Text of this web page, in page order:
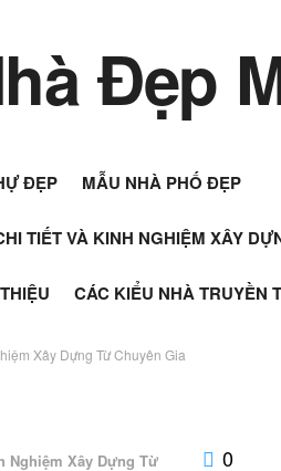
ĐẸP MẪU NHÀ PHỐ ĐẸP
TIẾT VÀ KINH NGHIỆM XÂY
CÁC KIỂU NHÀ TRUYỀN
Xây Dựng Từ Chuyên Gia
Nghiệm Xây Dựng Từ
0